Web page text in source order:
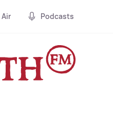
Air Podcasts